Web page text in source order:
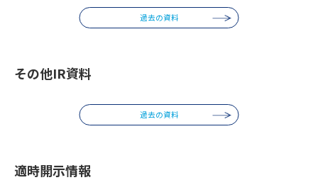
過去の資料
その他IR資料
過去の資料
適時開示情報